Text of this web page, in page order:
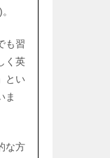
も習
く英
とい
ま
な方